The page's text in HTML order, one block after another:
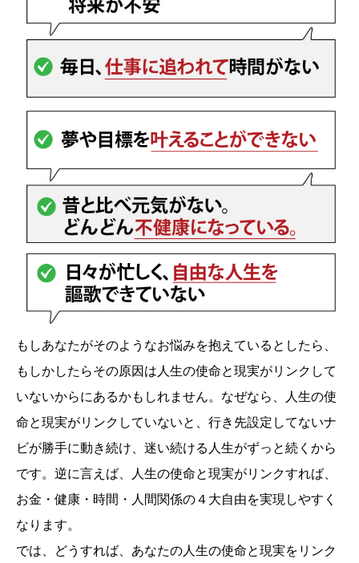
もしあなたがそのようなお悩みを抱えているとしたら、
もしかしたらその原因は人生の使命と現実がリンクして
いないからにあるかもしれません。なぜなら、人生の使
命と現実がリンクしていないと、行き先設定してないナ
ビが勝手に動き続け、迷い続ける人生がずっと続くから
です。逆に言えば、人生の使命と現実がリンクすれば、
お金・健康・時間・人間関係の４大自由を実現しやすく
なります。
では、どうすれば、あなたの人生の使命と現実をリンク